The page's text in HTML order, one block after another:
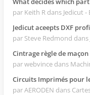
par Keith R dans Jedicut
Jedicut aceepts DXF
par Steve Redmond dans
Cintrage règle de maçon
par webvince dans
Circuits Imprimés pour
par AERODEN dans